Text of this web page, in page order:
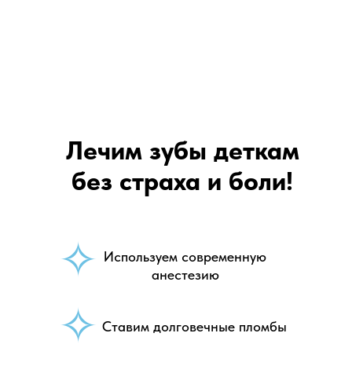
Лечим зубы деткам
без страха и боли!
✧
✧
Ставим долговечные пломбы
Используем современную
анестезию